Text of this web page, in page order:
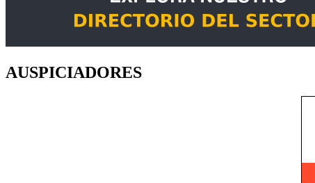
AUSPICIADORES